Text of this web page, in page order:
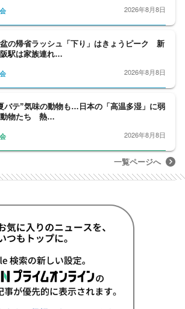
2026年8月8日
の帰省ラッシュ「下り」はきょうピーク 新
駅は家族連れ…
2026年8月8日
バテ”気味の動物も…日本の「高温多湿」に弱
動物たち 熱…
2026年8月8日
一覧ページへ